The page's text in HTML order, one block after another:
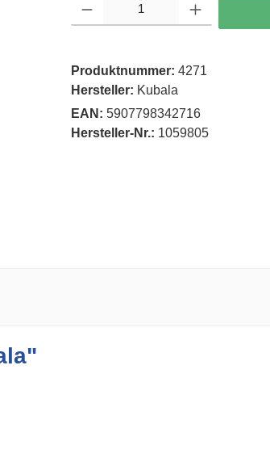
Produktnummer: 4271
Hersteller: Kubala
EAN: 5907798342716
Hersteller-Nr.: 1059805